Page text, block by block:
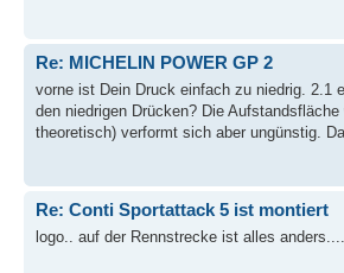
Re: MICHELIN POWER GP 2
vorne ist Dein Druck einfach zu niedrig. 2.1
den niedrigen Drücken? Die
theoretisch) verformt sich aber ungünstig.
Re: Conti Sportattack 5 ist montiert
logo.. auf der Rennstrecke ist alles anders....